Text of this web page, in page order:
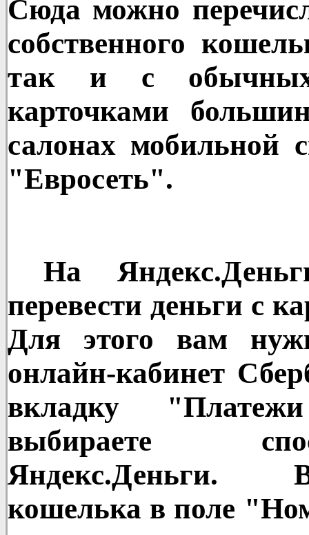
Сюда можно
собственного
так и с
карточками
салонах мобильной
"Евросеть".
На
перевести деньги с
Для этого вам
онлайн-кабинет
вкладку
выбираете
Яндекс.Деньги.
кошелька в поле